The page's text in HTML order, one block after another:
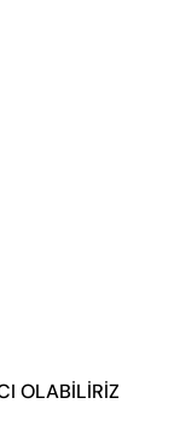
OLABİLİRİZ